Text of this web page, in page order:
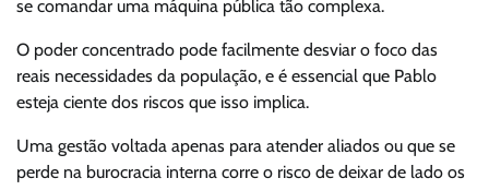
se comandar uma máquina pública tão complexa.
O poder concentrado pode facilmente desviar o foco das
reais necessidades da população, e é essencial que Pablo
esteja ciente dos riscos que isso implica.
Uma gestão voltada apenas para atender aliados ou que se
perde na burocracia interna corre o risco de deixar de lado os